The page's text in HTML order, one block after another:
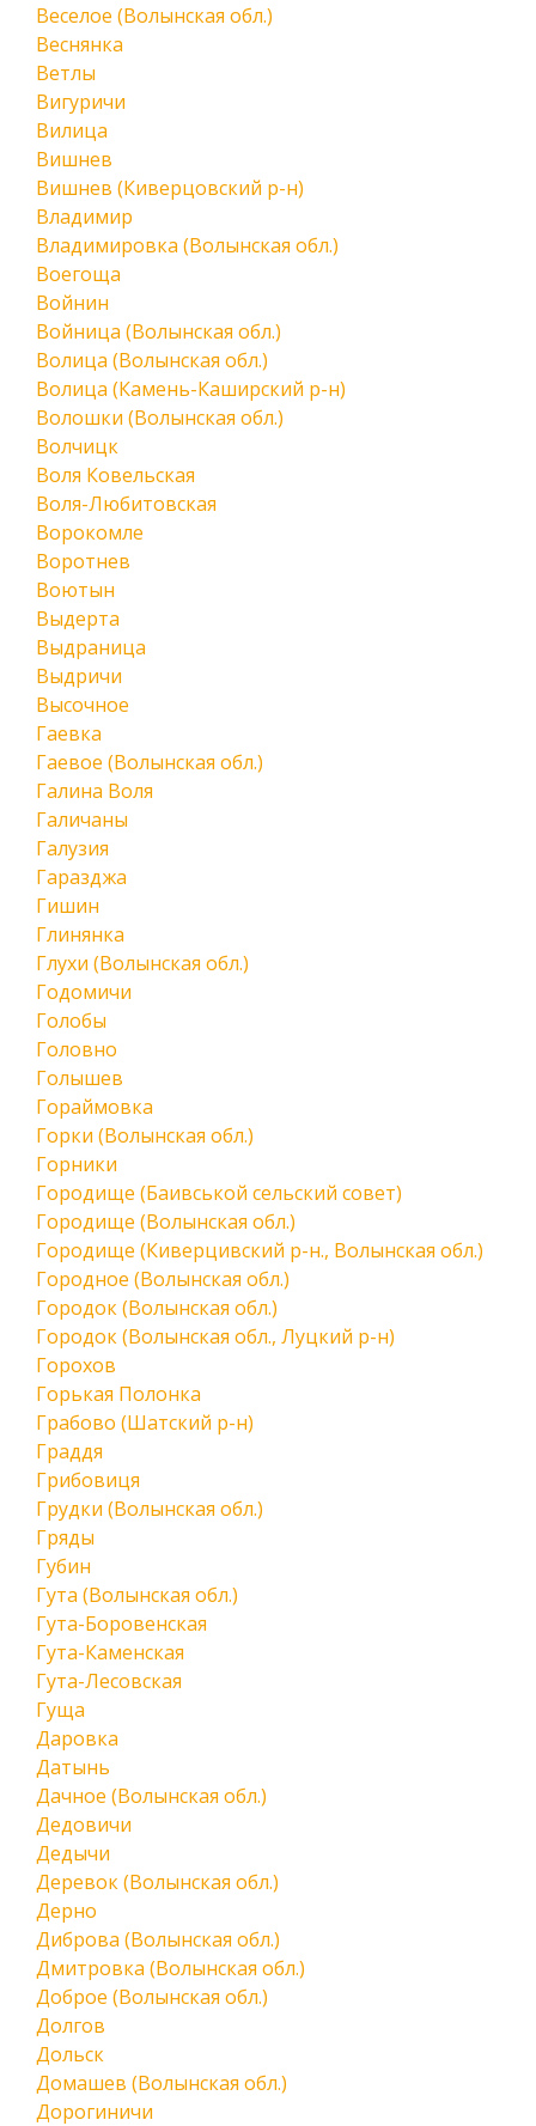
Веселое (Волынская обл.)
Веснянка
Ветлы
Вигуричи
Вилица
Вишнев
Вишнев (Киверцовский р-н)
Владимир
Владимировка (Волынская обл.)
Воегоща
Войнин
Войница (Волынская обл.)
Волица (Волынская обл.)
Волица (Камень-Каширский р-н)
Волошки (Волынская обл.)
Волчицк
Воля Ковельская
Воля-Любитовская
Ворокомле
Воротнев
Воютын
Выдерта
Выдраница
Выдричи
Высочное
Гаевка
Гаевое (Волынская обл.)
Галина Воля
Галичаны
Галузия
Гаразджа
Гишин
Глинянка
Глухи (Волынская обл.)
Годомичи
Голобы
Головно
Голышев
Гораймовка
Горки (Волынская обл.)
Горники
Городище (Баивськой сельский совет)
Городище (Волынская обл.)
Городище (Киверцивский р-н., Волынская обл.)
Городное (Волынская обл.)
Городок (Волынская обл.)
Городок (Волынская обл., Луцкий р-н)
Горохов
Горькая Полонка
Грабово (Шатский р-н)
Граддя
Грибовиця
Грудки (Волынская обл.)
Гряды
Губин
Гута (Волынская обл.)
Гута-Боровенская
Гута-Каменская
Гута-Лесовская
Гуща
Даровка
Датынь
Дачное (Волынская обл.)
Дедовичи
Дедычи
Деревок (Волынская обл.)
Дерно
Диброва (Волынская обл.)
Дмитровка (Волынская обл.)
Доброе (Волынская обл.)
Долгов
Дольск
Домашев (Волынская обл.)
Дорогиничи